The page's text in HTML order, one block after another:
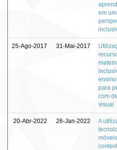
em
25-Ago-2017 31-Mai-2017
para
com
visual
20-Abr-2022 26-Jan-2022
A